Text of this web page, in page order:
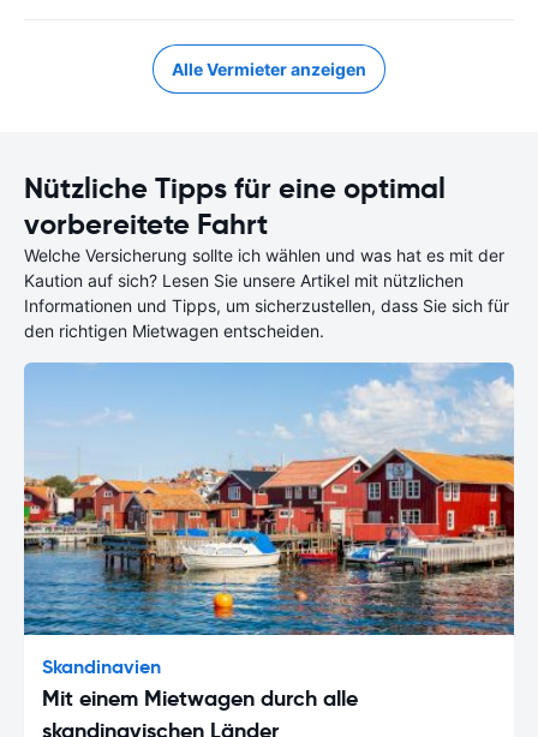
Alle Vermieter anzeigen
Nützliche Tipps für eine optimal
vorbereitete Fahrt
Welche Versicherung sollte ich wählen und was hat es mit der
Kaution auf sich? Lesen Sie unsere Artikel mit nützlichen
Informationen und Tipps, um sicherzustellen, dass Sie sich für
den richtigen Mietwagen entscheiden.
Skandinavien
Mit einem Mietwagen durch alle
skandinavischen Länder